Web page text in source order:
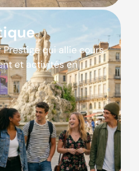
Prestige qui allie cours
et activités en